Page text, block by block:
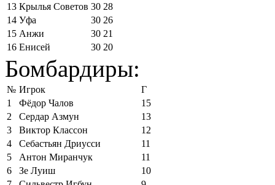
13 Крылья Советов 30 28
14 Уфа 30 26
15 Анжи 30 21
16 Енисей 30 20
Бомбардиры:
№ Игрок
Г
1
Фёдор Чалов
15
2
Сердар Азмун
13
3
Виктор Классон
12
4
Себастьян Дриусси
11
5
Антон Миранчук
11
6
Зе Луиш
10